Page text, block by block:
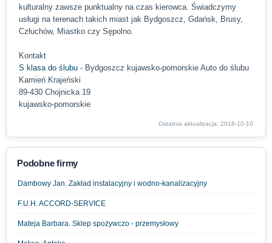
kulturalny zawsze punktualny na czas kierowca. Świadczymy
usługi na terenach takich miast jak Bydgoszcz, Gdańsk, Brusy,
Człuchów, Miastko czy Sępolno.
Kontakt
S klasa do ślubu - Bydgoszcz kujawsko-pomorskie Auto do ślubu
Kamień Krajeński
89-430 Chojnicka 19
kujawsko-pomorskie
Ostatnia aktualizacja: 2018-10-10
Podobne firmy
Dambowy Jan. Zakład instalacyjny i wodno-kanalizacyjny
F.U.H. ACCORD-SERVICE
Mateja Barbara. Sklep spożywczo - przemysłowy